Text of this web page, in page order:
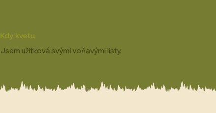
Kdy kvetu
Jsem užitková svými voňavými listy.